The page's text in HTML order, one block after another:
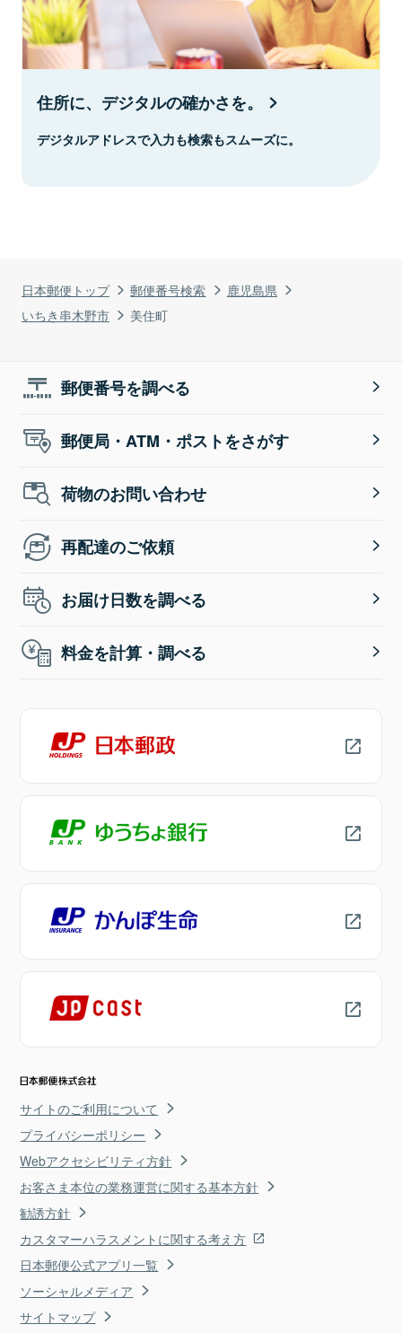
日本郵便トップ 郵便番号検索
鹿児島県
いちき串木野市
美住町
住所に、デジタルの確かさを。
デジタルアドレスで入力も検索もスムーズに。
郵便番号を調べる
郵便局・ATM・ポストをさがす
荷物のお問い合わせ
再配達のご依頼
お届け日数を調べる
料金を計算・調べる
サイトのご利用について
プライバシーポリシー
Webアクセシビリティ方針
お客さま本位の業務運営に関する基本方針
勧誘方針
カスタマーハラスメントに関する考え方
日本郵便公式アプリ一覧
ソーシャルメディア
サイトマップ